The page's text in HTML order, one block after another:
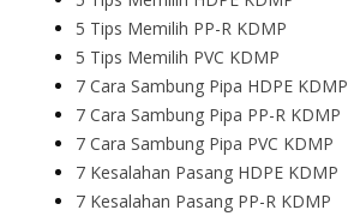
5 Tips Memilih PP-R KDMP
5 Tips Memilih PVC KDMP
7 Cara Sambung Pipa HDPE KDMP
7 Cara Sambung Pipa PP-R KDMP
7 Cara Sambung Pipa PVC KDMP
7 Kesalahan Pasang HDPE KDMP
7 Kesalahan Pasang PP-R KDMP